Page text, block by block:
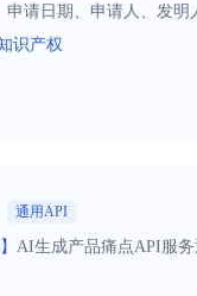
申请日期、申请人、发明
识产权
通用API
AI生成产品痛点API服